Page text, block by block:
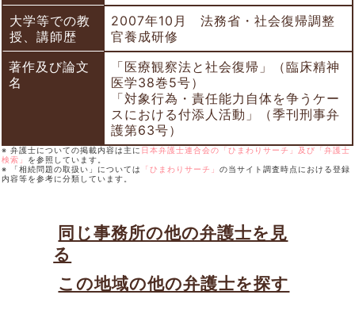
大学等での教
授、講師歴
2007年10月 法務省・社会復帰調整
官養成研修
著作及び論文
名
「医療観察法と社会復帰」（臨床精神
医学38巻5号）
「対象行為・責任能力自体を争うケー
スにおける付添人活動」（季刊刑事弁
護第63号）
※ 弁護士についての掲載内容は主に 日本弁護士連合会の「ひまわりサーチ」及び「弁護士
検索」 を参照しています。
※ 「相続問題の取扱い」については
「ひまわりサーチ」 の当サイト調査時点における登録
内容等を参考に分類しています。
同じ事務所の他の弁護士を見
る
この地域の他の弁護士を探す